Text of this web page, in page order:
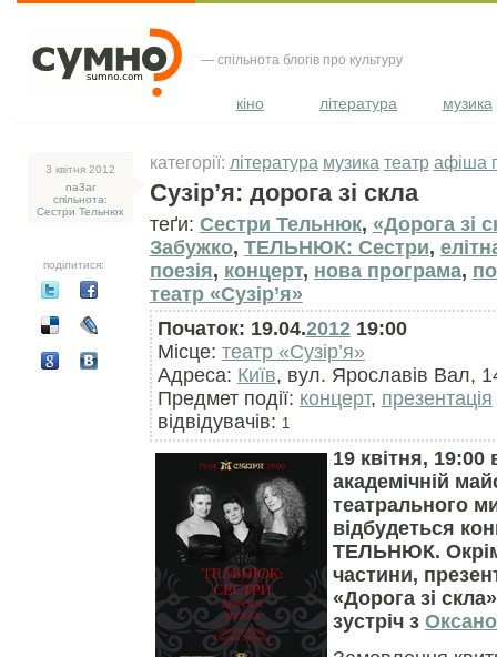
— спільнота блогів про культуру
кіно література музика
3 квiтня 2012
na3ar
спільнота:
Сестри Тельнюк
поділитися:
категорії: література музика театр афіша
Сузір’я: дорога зі скла
теґи: Cестри Тельнюк, «Дорога зі
Забужко, ТЕЛЬНЮК: Сестри,
поезія, концерт, нова програма,
театр «Сузір’я»
Початок: 19.04.201219:00
Місце: театр «Сузір’я»
Адреса: Київ, вул. Ярославів Вал,
Предмет події: концерт, презентація
відвідувачів: 1
19 квітня, 19:00
академічній
театрального
відбудеться
ТЕЛЬНЮК.
частини,
«Дорога зі
зустріч з